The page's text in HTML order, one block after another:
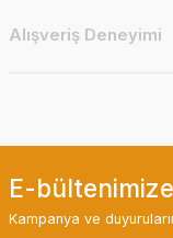
Alışveriş Deneyimi
E-
Kampanya ve